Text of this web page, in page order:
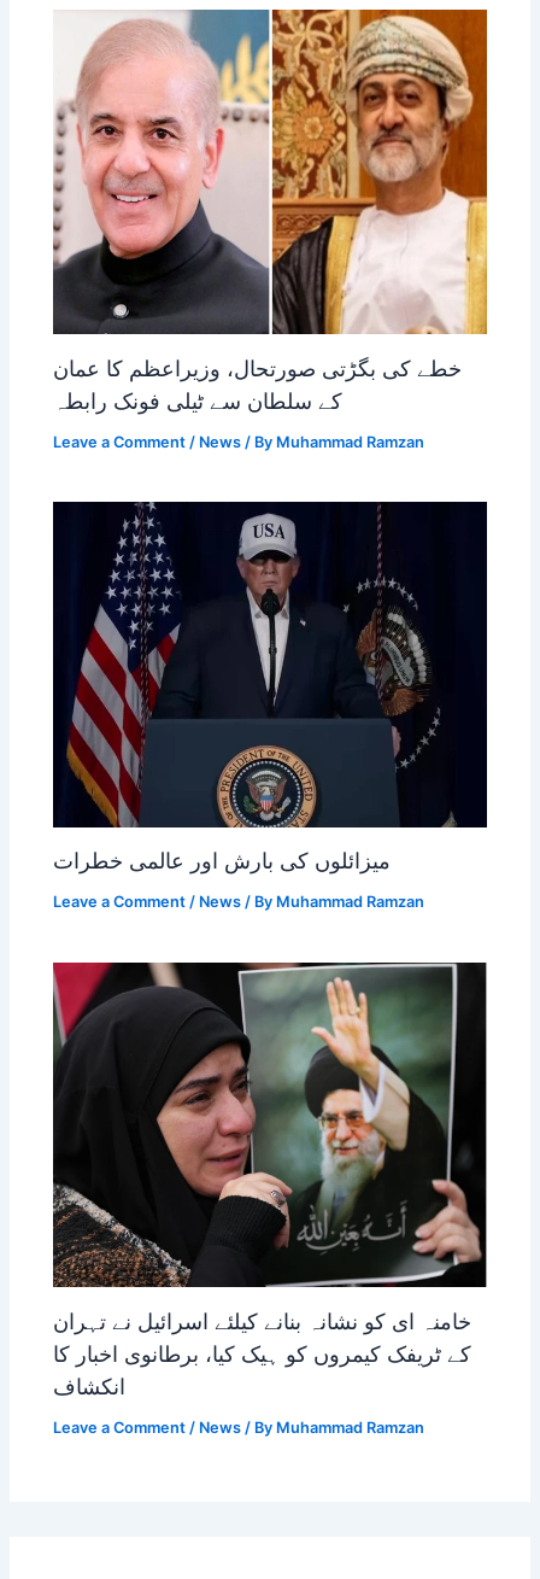
خطے کی بگڑتی صورتحال، وزیراعظم کا عمان
کے سلطان سے ٹیلی فونک رابطہ
Leave a Comment / News / By Muhammad Ramzan
میزائلوں کی بارش اور عالمی خطرات
Leave a Comment / News / By Muhammad Ramzan
خامنہ ای کو نشانہ بنانے کیلئے اسرائیل نے تہران
کے ٹریفک کیمروں کو ہیک کیا، برطانوی اخبار کا
انکشاف
Leave a Comment / News / By Muhammad Ramzan